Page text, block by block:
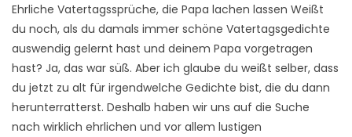
Ehrliche Vatertagssprüche, die Papa lachen lassen Weißt
du noch, als du damals immer schöne Vatertagsgedichte
auswendig gelernt hast und deinem Papa vorgetragen
hast? Ja, das war süß. Aber ich glaube du weißt selber, dass
du jetzt zu alt für irgendwelche Gedichte bist, die du dann
herunterratterst. Deshalb haben wir uns auf die Suche
nach wirklich ehrlichen und vor allem lustigen